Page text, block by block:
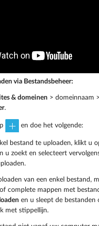
via Bestandsbeheer:
& domeinen > domeinnaam >
.
en doe het volgende:
bestand te uploaden, klikt u
u zoekt en selecteert
van een enkel bestand,
complete mappen met
en u sleept de bestanden
met stippellijn.